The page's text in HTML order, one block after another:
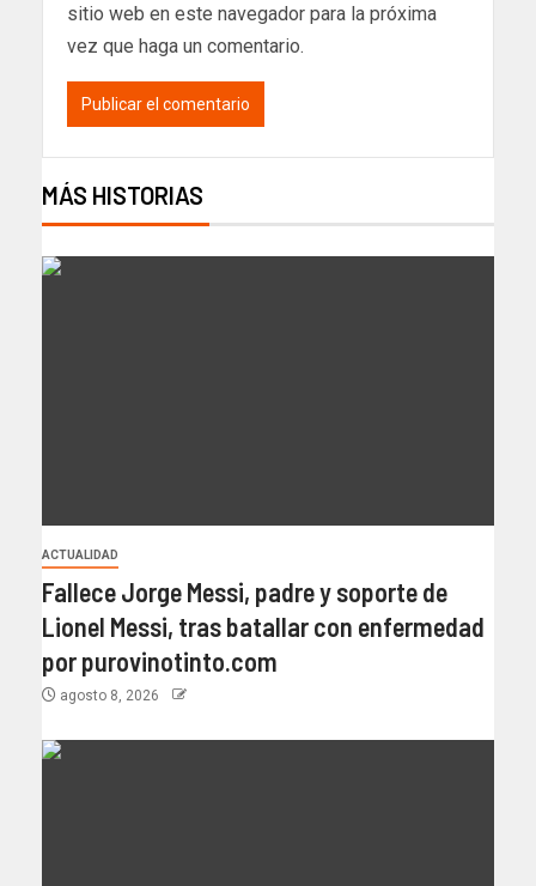
sitio web en este navegador para la próxima
vez que haga un comentario.
MÁS HISTORIAS
ACTUALIDAD
Fallece Jorge Messi, padre y soporte de
Lionel Messi, tras batallar con enfermedad
por purovinotinto.com
agosto 8, 2026